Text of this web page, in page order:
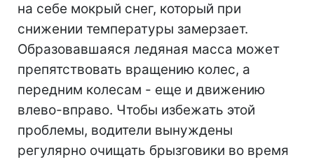
на себе мокрый снег, который при
снижении температуры замерзает.
Образовавшаяся ледяная масса может
препятствовать вращению колес, а
передним колесам - еще и движению
влево-вправо. Чтобы избежать этой
проблемы, водители вынуждены
регулярно очищать брызговики во время